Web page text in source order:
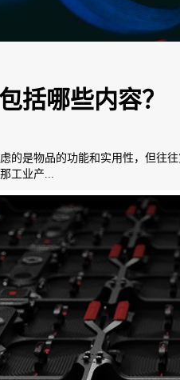
括哪些内容？
的是物品的功能和实用性，但往
工业产...